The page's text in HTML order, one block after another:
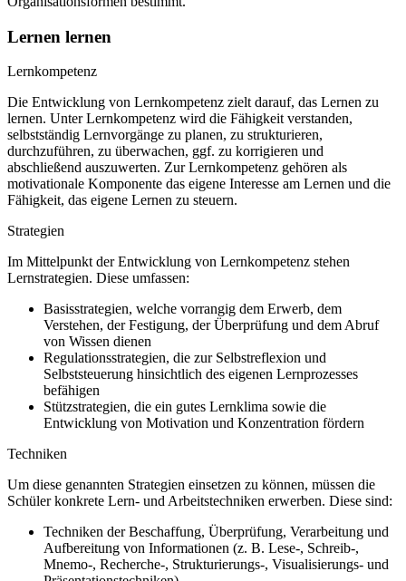
Lernen lernen
Lernkompetenz
Die Entwicklung von Lernkompetenz zielt darauf, das Lernen zu
lernen. Unter Lernkompetenz wird die Fähigkeit verstanden,
selbstständig Lernvorgänge zu planen, zu strukturieren,
durchzuführen, zu überwachen, ggf. zu korrigieren und
abschließend auszuwerten. Zur Lernkompetenz gehören als
motivationale Komponente das eigene Interesse am Lernen und die
Fähigkeit, das eigene Lernen zu steuern.
Strategien
Im Mittelpunkt der Entwicklung von Lernkompetenz stehen
Lernstrategien. Diese umfassen:
Basisstrategien, welche vorrangig dem Erwerb, dem
Verstehen, der Festigung, der Überprüfung und dem Abruf
von Wissen dienen
Regulationsstrategien, die zur Selbstreflexion und
Selbststeuerung hinsichtlich des eigenen Lernprozesses
befähigen
Stützstrategien, die ein gutes Lernklima sowie die
Entwicklung von Motivation und Konzentration fördern
Techniken
Um diese genannten Strategien einsetzen zu können, müssen die
Schüler konkrete Lern- und Arbeitstechniken erwerben. Diese sind:
Techniken der Beschaffung, Überprüfung, Verarbeitung und
Aufbereitung von Informationen (z. B. Lese-, Schreib-,
Mnemo-, Recherche-, Strukturierungs-, Visualisierungs- und